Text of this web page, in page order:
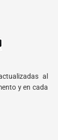
al
y en cada